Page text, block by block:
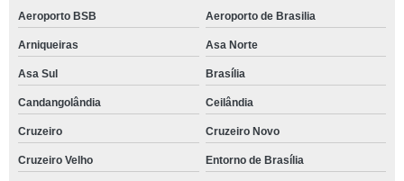
Aeroporto BSB Aeroporto de Brasilia
Arniqueiras Asa Norte
Asa Sul Brasília
Candangolândia Ceilândia
Cruzeiro Cruzeiro Novo
Cruzeiro Velho Entorno de Brasília